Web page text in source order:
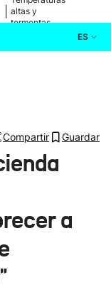
altas y
tormentas
ES
Compartir Guardar
a